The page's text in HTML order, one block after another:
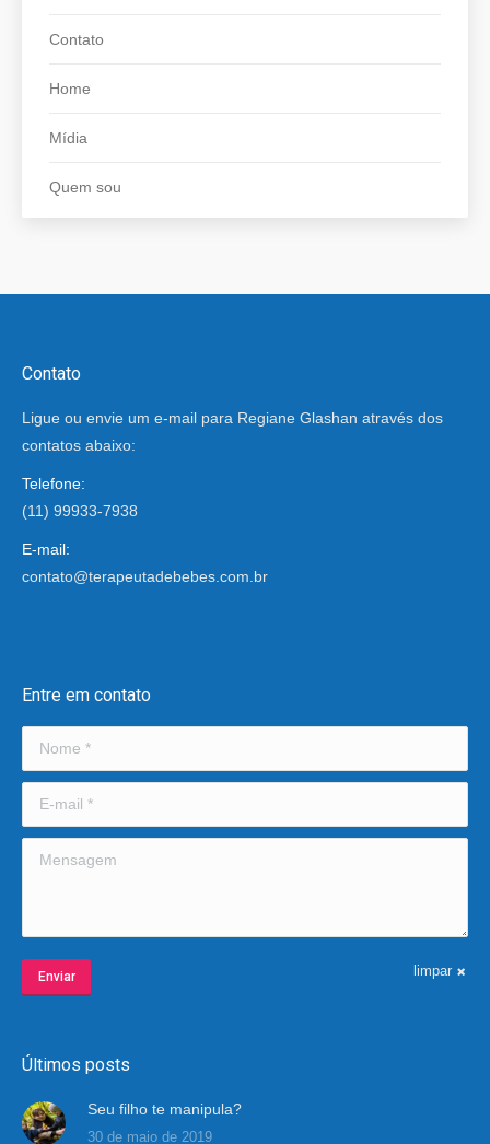
Contato
Home
Mídia
Quem sou
Contato
Ligue ou envie um e-mail para Regiane Glashan através dos
contatos abaixo:
Telefone:
(11) 99933-7938
E-mail:
contato@terapeutadebebes.com.br
Entre em contato
Nome *
E-mail *
Mensagem
Enviar limpar
Últimos posts
Seu filho te manipula?
30 de maio de 2019